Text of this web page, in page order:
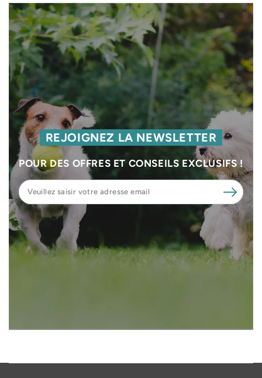
REJOIGNEZ LA NEWSLETTER
POUR DES OFFRES ET CONSEILS EXCLUSIFS !
Veuillez
saisir
votre
adresse
email